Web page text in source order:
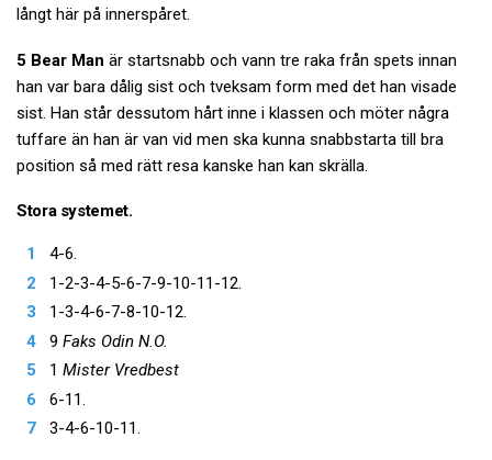
långt här på innerspåret.
5 Bear Man är startsnabb och vann tre raka från spets innan
han var bara dålig sist och tveksam form med det han visade
sist. Han står dessutom hårt inne i klassen och möter några
tuffare än han är van vid men ska kunna snabbstarta till bra
position så med rätt resa kanske han kan skrälla.
Stora systemet.
4-6.
1-2-3-4-5-6-7-9-10-11-12.
1-3-4-6-7-8-10-12.
9 Faks Odin N.O.
1 Mister Vredbest
6-11.
3-4-6-10-11.